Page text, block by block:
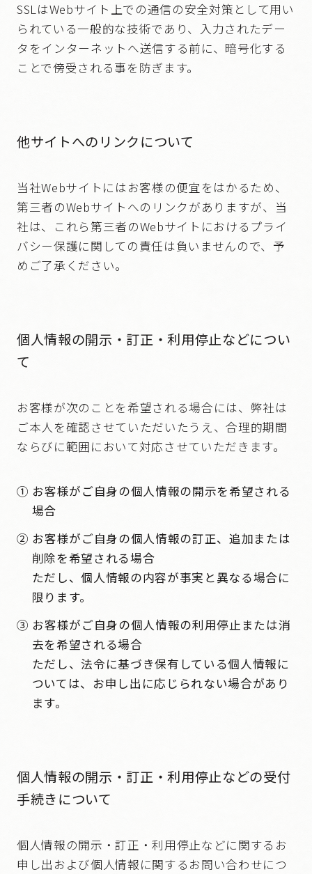
SSLはWebサイト上での通信の安全対策として用い
られている一般的な技術であり、入力されたデー
タをインターネットへ送信する前に、暗号化する
ことで傍受される事を防ぎます。
他サイトへのリンクについて
当社Webサイトにはお客様の便宜をはかるため、
第三者のWebサイトへのリンクがありますが、当
社は、これら第三者のWebサイトにおけるプライ
バシー保護に関しての責任は負いませんので、予
めご了承ください。
個人情報の開示・訂正・利用停止などについ
て
お客様が次のことを希望される場合には、弊社は
ご本人を確認させていただいたうえ、合理的期間
ならびに範囲において対応させていただきます。
① お客様がご自身の個人情報の開示を希望される
場合
② お客様がご自身の個人情報の訂正、追加または
削除を希望される場合
ただし、個人情報の内容が事実と異なる場合に
限ります。
③ お客様がご自身の個人情報の利用停止または消
去を希望される場合
ただし、法令に基づき保有している個人情報に
ついては、お申し出に応じられない場合があり
ます。
個人情報の開示・訂正・利用停止などの受付
手続きについて
個人情報の開示・訂正・利用停止などに関するお
申し出および個人情報に関するお問い合わせにつ